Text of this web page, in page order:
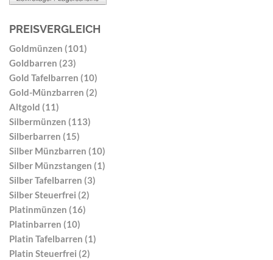
PREISVERGLEICH
Goldmünzen (101)
Goldbarren (23)
Gold Tafelbarren (10)
Gold-Münzbarren (2)
Altgold (11)
Silbermünzen (113)
Silberbarren (15)
Silber Münzbarren (10)
Silber Münzstangen (1)
Silber Tafelbarren (3)
Silber Steuerfrei (2)
Platinmünzen (16)
Platinbarren (10)
Platin Tafelbarren (1)
Platin Steuerfrei (2)